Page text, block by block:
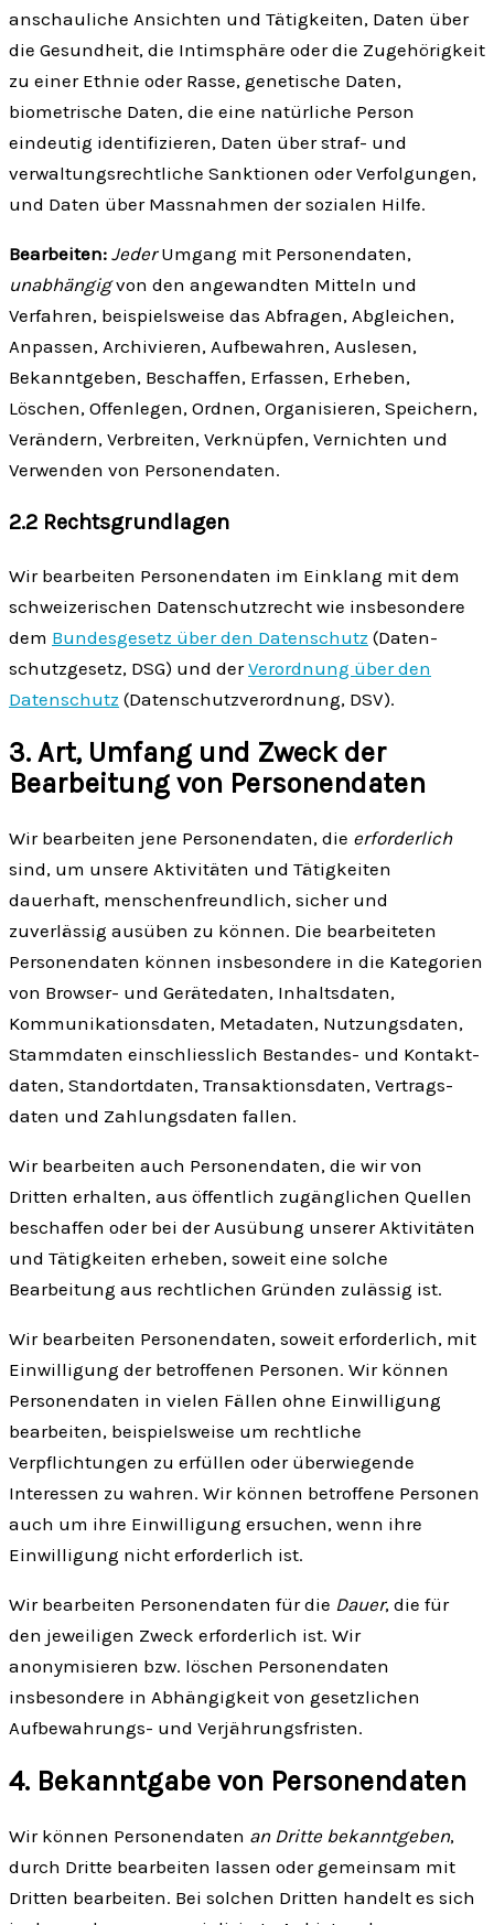
anschauliche Ansichten und Tätigkeiten, Daten über
die Gesund­heit, die Intim­sphäre oder die Zugehörigkeit
zu einer Ethnie oder Rasse, genetische Daten,
biometrische Daten, die eine natürliche Person
eindeutig identifizieren, Daten über straf- und
verwaltungs­rechtliche Sanktionen oder Verfolgungen,
und Daten über Mass­nahmen der sozialen Hilfe.
Bearbeiten: JederUmgang mit Personen­daten,
unabhängigvon den angewandten Mitteln und
Verfahren, beispielsweise das Abfragen, Abgleichen,
Anpassen, Archivieren, Aufbewahren, Auslesen,
Bekannt­geben, Beschaffen, Erfassen, Erheben,
Löschen, Offenlegen, Ordnen, Organisieren, Speichern,
Verändern, Verbreiten, Verknüpfen, Vernichten und
Verwenden von Personen­daten.
2.2 Rechts­grundlagen
Wir bearbeiten Personen­daten im Einklang mit dem
schweizerischen Daten­schutz­recht wie insbesondere
dem Bundes­gesetz über den Daten­schutz (Daten­
schutz­gesetz, DSG) und derVerordnung über den
Daten­schutz (Daten­schutz­verordnung, DSV).
3. Art, Umfang und Zweck der
Bearbeitung von Personen­daten
Wir bearbeiten jene Personen­daten, die erforderlich
sind, um unsere Aktivitäten und Tätig­keiten
dauerhaft, menschen­freundlich, sicher und
zuverlässig ausüben zu können. Die bearbeiteten
Personen­daten können insbesondere in die Kategorien
von Browser- und Gerätedaten, Inhaltsdaten,
Kommunikations­daten, Metadaten, Nutzungsdaten,
Stammdaten einschliesslich Bestandes- und Kontakt­
daten, Standortdaten, Transaktions­daten, Vertrags­
daten und Zahlungs­daten fallen.
Wir bearbeiten auch Personen­daten, die wir von
Dritten erhalten, aus öffentlich zugänglichen Quellen
beschaffen oder bei der Ausübung unserer Aktivitäten
und Tätigkeiten erheben, soweit eine solche
Bearbeitung aus rechtlichen Gründen zulässig ist.
Wir bearbeiten Personen­daten, soweit erforderlich, mit
Einwilligung der betroffenen Personen. Wir können
Personen­daten in vielen Fällen ohne Einwilligung
bearbeiten, beispielsweise um rechtliche
Verpflichtungen zu erfüllen oder überwiegende
Interessen zu wahren. Wir können betroffene Personen
auch um ihre Einwilligung ersuchen, wenn ihre
Einwilligung nicht erforderlich ist.
Wir bearbeiten Personen­daten für die Dauer, die für
den jeweiligen Zweck erforderlich ist. Wir
anonymisieren bzw. löschen Personen­daten
insbesondere in Abhängigkeit von gesetzlichen
Aufbewahrungs- und Verjährungs­fristen.
4. Bekanntgabe von Personen­daten
Wir können Personen­daten an Dritte bekanntgeben,
durch Dritte bearbeiten lassen oder gemeinsam mit
Dritten bearbeiten. Bei solchen Dritten handelt es sich